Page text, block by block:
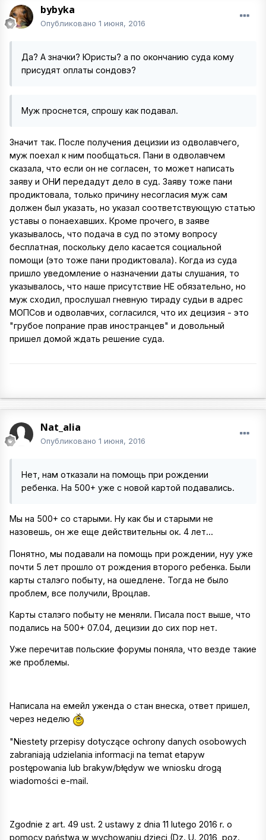
bybyka
Опубликовано 1 июня, 2016
Да? А значки? Юристы? а по окончанию суда кому
присудят оплаты сондовэ?
Муж проснется, спрошу как подавал.
Значит так. После получения децизии из одволавчего,
муж поехал к ним пообщаться. Пани в одволавчем
сказала, что если он не согласен, то может написать
заяву и ОНИ передадут дело в суд. Заяву тоже пани
продиктовала, только причину несогласия муж сам
должен был указать, но указал соответствующую статью
уставы о понаехавших. Кроме прочего, в заяве
указывалось, что подача в суд по этому вопросу
бесплатная, поскольку дело касается социальной
помощи (это тоже пани продиктовала). Когда из суда
пришло уведомление о назначении даты слушания, то
указывалось, что наше присутствие НЕ обязательно, но
муж сходил, прослушал гневную тираду судьи в адрес
МОПСов и одволавчих, согласился, что их децизия - это
"грубое попрание прав иностранцев" и довольный
пришел домой ждать решение суда.
Nat_alia
Опубликовано 1 июня, 2016
Нет, нам отказали на помощь при рождении
ребенка. На 500+ уже с новой картой подавались.
Мы на 500+ со старыми. Ну как бы и старыми не
назовешь, он же еще действительны ок. 4 лет...
Понятно, мы подавали на помощь при рождении, нуу уже
почти 5 лет прошло от рождения второго ребенка. Были
карты сталэго побыту, на ошедлене. Тогда не было
проблем, все получили, Вроцлав.
Карты сталэго побыту не меняли. Писала пост выше, что
подались на 500+ 07.04, децизии до сих пор нет.
Уже перечитав польские форумы поняла, что везде такие
же проблемы.
Написала на емейл уженда о стан внеска, ответ пришел,
через неделю
"Niestety przepisy dotyczące ochrony danych osobowych
zabraniają udzielania informacji na temat etapуw
postępowania lub brakуw/błędуw we wniosku drogą
wiadomości e-mail.
Zgodnie z art. 49 ust. 2 ustawy z dnia 11 lutego 2016 r. o
pomocy państwa w wychowaniu dzieci (Dz. U. 2016, poz.